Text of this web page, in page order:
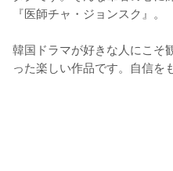
『医師チャ・ジョンスク』。
韓国ドラマが好きな人にこそ
った楽しい作品です。自信を